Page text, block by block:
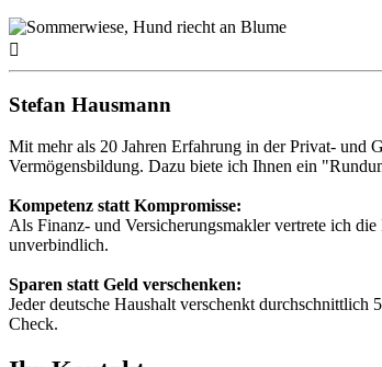

Stefan Hausmann
Mit mehr als 20 Jahren Erfahrung in der Privat- und
Vermögensbildung. Dazu biete ich Ihnen ein
Kompetenz statt Kompromisse:
Als Finanz- und Versicherungsmakler vertrete ich
unverbindlich.
Sparen statt Geld verschenken:
Jeder deutsche Haushalt verschenkt
Check.